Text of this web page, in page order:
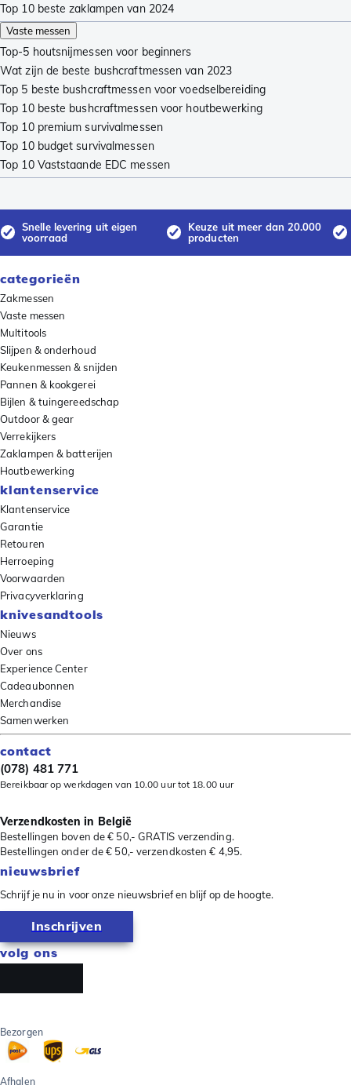
Top 10 beste zaklampen van 2024
Vaste messen
Top-5 houtsnijmessen voor beginners
Wat zijn de beste bushcraftmessen van 2023
Top 5 beste bushcraftmessen voor voedselbereiding
Top 10 beste bushcraftmessen voor houtbewerking
Top 10 premium survivalmessen
Top 10 budget survivalmessen
Top 10 Vaststaande EDC messen
Snelle levering uit eigen
voorraad
Keuze uit meer dan 20.000
producten
categorieën
Zakmessen
Vaste messen
Multitools
Slijpen & onderhoud
Keukenmessen & snijden
Pannen & kookgerei
Bijlen & tuingereedschap
Outdoor & gear
Verrekijkers
Zaklampen & batterijen
Houtbewerking
klantenservice
Klantenservice
Garantie
Retouren
Herroeping
Voorwaarden
Privacyverklaring
knivesandtools
Nieuws
Over ons
Experience Center
Cadeaubonnen
Merchandise
Samenwerken
contact
(078) 481 771
Bereikbaar op werkdagen van 10.00 uur tot 18.00 uur
Verzendkosten in België
Bestellingen boven de € 50,- GRATIS verzending.
Bestellingen onder de € 50,- verzendkosten € 4,95.
nieuwsbrief
Schrijf je nu in voor onze nieuwsbrief en blijf op de hoogte.
Inschrijven
volg ons
Bezorgen
Afhalen